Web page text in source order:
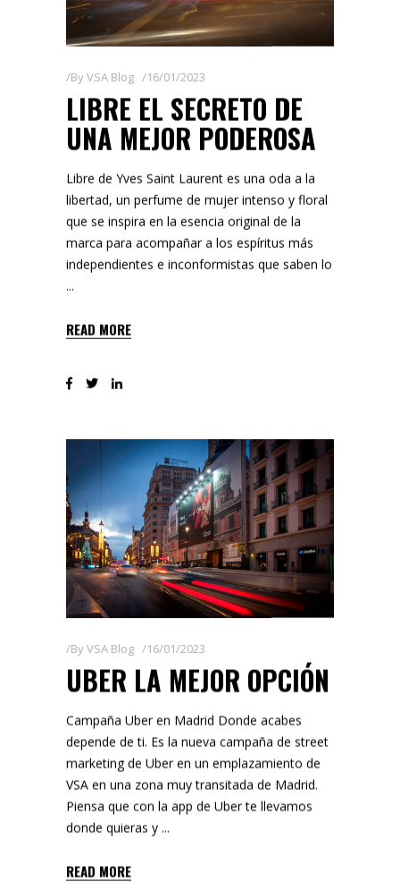
ByVSA Blog 16/01/2023
LIBRE EL SECRETO DE
UNA MEJOR PODEROSA
Libre de Yves Saint Laurent es una oda a la
libertad, un perfume de mujer intenso y floral
que se inspira en la esencia original de la
marca para acompañar a los espíritus más
independientes e inconformistas que saben lo
READ MORE
ByVSA Blog 16/01/2023
UBER LA MEJOR OPCIÓN
Campaña Uber en Madrid Donde acabes
depende de ti. Es la nueva campaña de street
marketing de Uber en un emplazamiento de
VSA en una zona muy transitada de Madrid.
Piensa que con la app de Uber te llevamos
donde quieras y
READ MORE